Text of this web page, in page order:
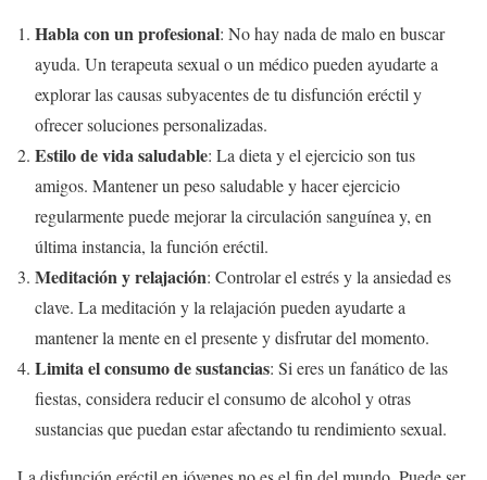
Habla con un profesional: No hay nada de malo en buscar
ayuda. Un terapeuta sexual o un médico pueden ayudarte a
explorar las causas subyacentes de tu disfunción eréctil y
ofrecer soluciones personalizadas.
Estilo de vida saludable: La dieta y el ejercicio son tus
amigos. Mantener un peso saludable y hacer ejercicio
regularmente puede mejorar la circulación sanguínea y, en
última instancia, la función eréctil.
Meditación y relajación: Controlar el estrés y la ansiedad es
clave. La meditación y la relajación pueden ayudarte a
mantener la mente en el presente y disfrutar del momento.
Limita el consumo de sustancias: Si eres un fanático de las
fiestas, considera reducir el consumo de alcohol y otras
sustancias que puedan estar afectando tu rendimiento sexual.